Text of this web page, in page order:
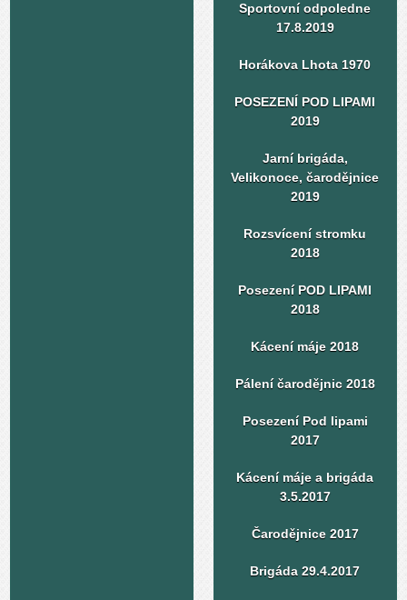
Sportovní odpoledne
17.8.2019
Horákova Lhota 1970
POSEZENÍ POD LIPAMI
2019
Jarní brigáda,
Velikonoce, čarodějnice
2019
Rozsvícení stromku
2018
Posezení POD LIPAMI
2018
Kácení máje 2018
Pálení čarodějnic 2018
Posezení Pod lipami
2017
Kácení máje a brigáda
3.5.2017
Čarodějnice 2017
Brigáda 29.4.2017